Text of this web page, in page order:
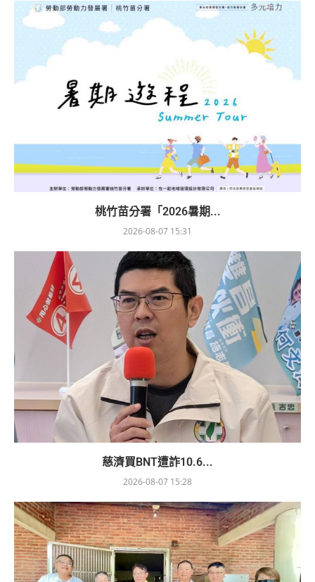
桃竹苗分署「2026暑期...
2026-08-07 15:31
慈濟買BNT遭詐10.6...
2026-08-07 15:28